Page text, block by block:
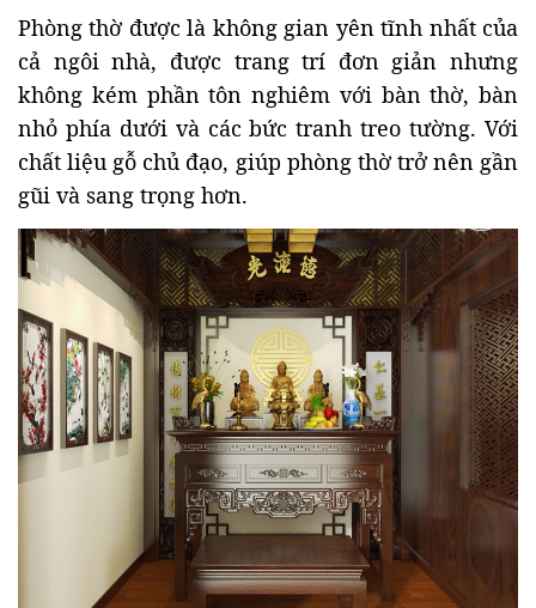
Phòng thờ được là không gian yên tĩnh nhất của
cả ngôi nhà, được trang trí đơn giản nhưng
không kém phần tôn nghiêm với bàn thờ, bàn
nhỏ phía dưới và các bức tranh treo tường. Với
chất liệu gỗ chủ đạo, giúp phòng thờ trở nên gần
gũi và sang trọng hơn.